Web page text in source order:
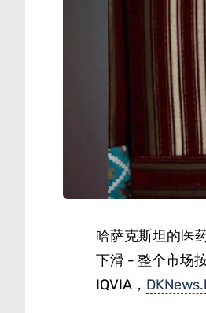
哈萨克斯坦的医
下滑 - 整个市场
IQVIA，